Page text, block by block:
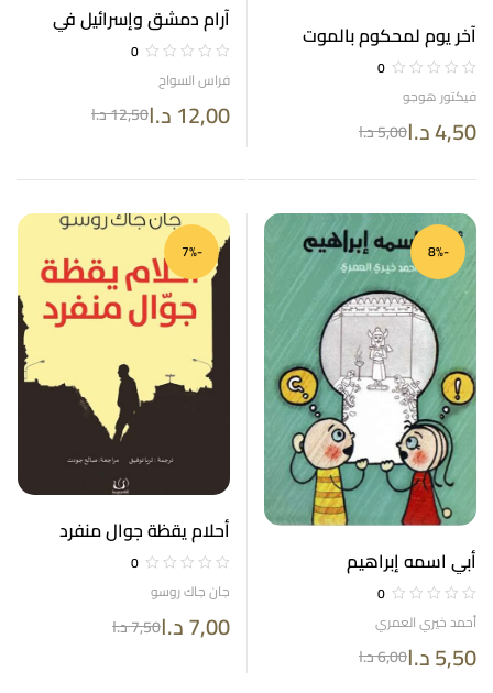
آخر يوم لمحكوم بالموت
0
فيكتور هوجو
5,00د.ا 4,50د.ا
آرام دمشق وإسرائيل في
التاريخ والتاريخ التوراتي
الأعمال الكاملة 8
0
فراس السواح
12,50د.ا 12,00د.ا
-8%
أبي اسمه إبراهيم
0
أحمد خيري العمري
6,00د.ا 5,50د.ا
-7%
أحلام يقظة جوال منفرد
0
جان جاك روسو
7,50د.ا 7,00د.ا